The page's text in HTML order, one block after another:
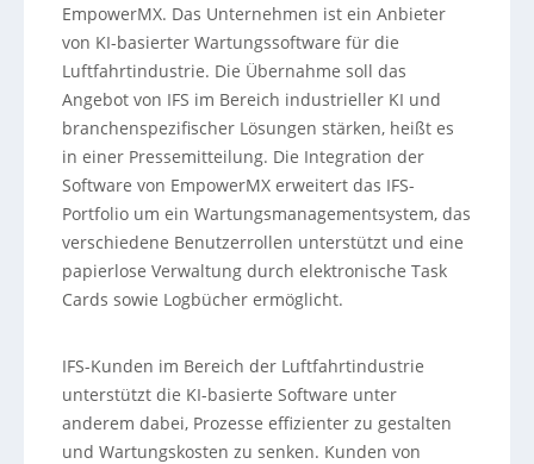
EmpowerMX. Das Unternehmen ist ein Anbieter
von KI-basierter Wartungssoftware für die
Luftfahrtindustrie. Die Übernahme soll das
Angebot von IFS im Bereich industrieller KI und
branchenspezifischer Lösungen stärken, heißt es
in einer Pressemitteilung. Die Integration der
Software von EmpowerMX erweitert das IFS-
Portfolio um ein Wartungsmanagementsystem, das
verschiedene Benutzerrollen unterstützt und eine
papierlose Verwaltung durch elektronische Task
Cards sowie Logbücher ermöglicht.
IFS-Kunden im Bereich der Luftfahrtindustrie
unterstützt die KI-basierte Software unter
anderem dabei, Prozesse effizienter zu gestalten
und Wartungskosten zu senken. Kunden von